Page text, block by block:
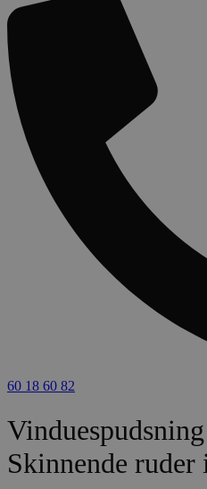
60 18 60 82
Skinnende ruder